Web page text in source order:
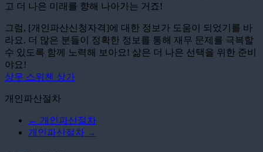
고 더 나은 미래를 향해 나아가는 거죠!
그럼, [개인파산신청자격]에 대한 정보가 도움이 되었기를 바
라요. 더 많은 분들이 정확한 정보를 통해 재무 문제를 극복할
수 있도록 함께 노력해 보아요! 삶은 더 나은 선택을 위한 준비
야요!
상무 스위첸 상가
개인파산절차
← 개인파산절차
개인파산절차 →